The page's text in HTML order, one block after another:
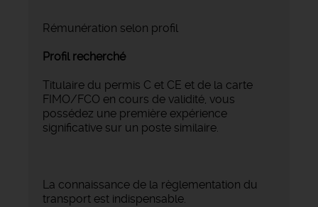
Rémunération selon profil
Profil recherché
Titulaire du permis C et CE et de la carte
FIMO/FCO en cours de validité, vous
possédez une première expérience
significative sur un poste similaire.
La connaissance de la règlementation du
transport est indispensable.